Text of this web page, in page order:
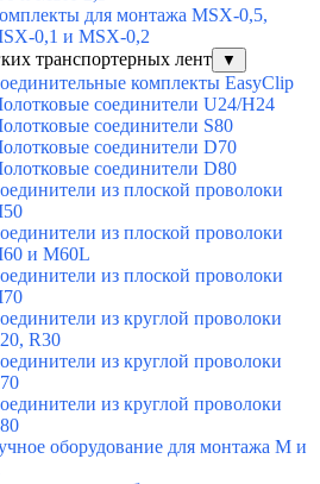
для монтажа MSX-0,5,
0,1 и MSX-0,2
транспортерных лент
▼
комплекты EasyClip
соединители U24/H24
соединители S80
соединители D70
соединители D80
из плоской проволоки
из плоской проволоки
и M60L
из плоской проволоки
из круглой проволоки
R30
из круглой проволоки
из круглой проволоки
оборудование для монтажа M и